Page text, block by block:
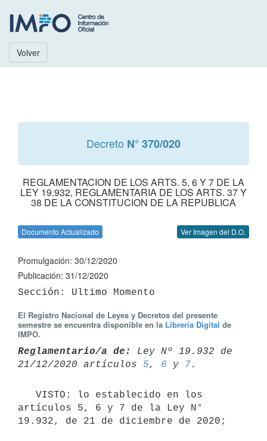
Volver
Decreto N° 370/020
REGLAMENTACION DE LOS ARTS. 5, 6 Y 7 DE LA
LEY 19.932, REGLAMENTARIA DE LOS ARTS. 37 Y
38 DE LA CONSTITUCION DE LA REPUBLICA
Documento Actualizado Ver Imagen del D.O.
Promulgación: 30/12/2020
Publicación: 31/12/2020
El Registro Nacional de Leyes y Decretos del presente
semestre se encuentra disponible en la Librería Digital de
IMPO.
Reglamentario/a de:
Ley Nº 19.932 de
21/12/2020 artículos 5, 6 y 7
artículos 5, 6 y 7 de la Ley N°
19.932, de 21 de diciembre de 2020;